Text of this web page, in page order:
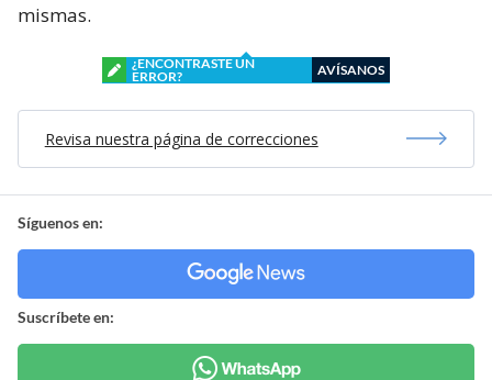
mismas.
¿ENCONTRASTE UN
ERROR?
AVÍSANOS
Revisa nuestra página de correcciones
Síguenos en:
Suscríbete en: